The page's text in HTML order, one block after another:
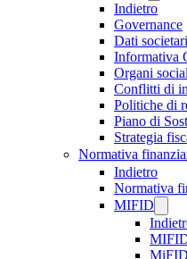
Indietro
Governance
Dati societari
Informativa
Organi
Conflitti di
Politiche di
Piano di
Strategia
Normativa
Indietro
Normativa
MIFID
MiFID